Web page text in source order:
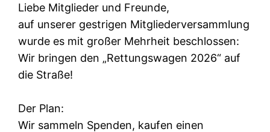
Liebe Mitglieder und Freunde,
auf unserer gestrigen Mitgliederversammlung
wurde es mit großer Mehrheit beschlossen:
Wir bringen den „Rettungswagen 2026“ auf
die Straße!
Der Plan:
Wir sammeln Spenden, kaufen einen